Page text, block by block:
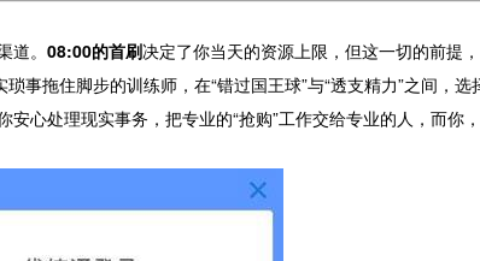
。 08:00的首刷决定了你当天的资源上限，但这一切的前提，
事拖住脚步的训练师，在“错过国王球”与“透支精力”之间，选
心处理现实事务，把专业的“抢购”工作交给专业的人，而你，